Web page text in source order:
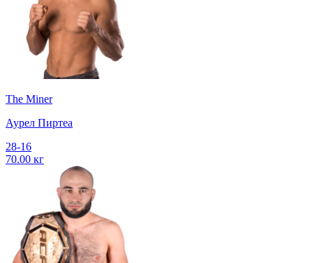
The Miner
Аурел Пиртеа
28-16
70.00 кг